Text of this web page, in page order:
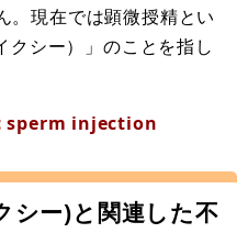
。現在では顕微授精とい
クシー）」のことを指し
injection
シー)と関連した不